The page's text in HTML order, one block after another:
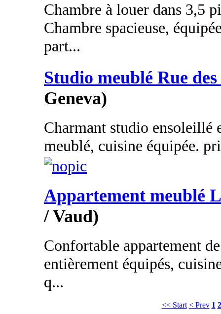
Chambre à louer dans 3,5
Chambre spacieuse,
part...
Studio meublé Rue
Geneva)
Charmant studio ensoleillé
meublé, cuisine équipée.
Appartement meublé
/ Vaud)
Confortable appartement
entièrement équipés,
q...
<< Start < Prev 1 2